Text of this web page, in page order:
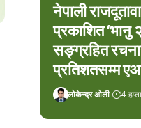
नेपाली
प्रकाशित ‘भानु
सङ्ग्रहित
प्रतिशतसम्म
लोकेन्द्र ओली 4